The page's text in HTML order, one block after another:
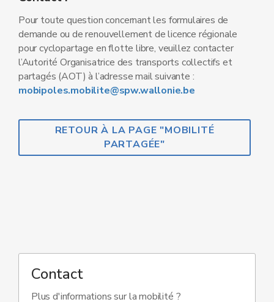
Pour toute question concernant les formulaires de
demande ou de renouvellement de licence régionale
pour cyclopartage en flotte libre, veuillez contacter
l’Autorité Organisatrice des transports collectifs et
partagés (AOT) à l’adresse mail suivante :
mobipoles.mobilite@spw.wallonie.be
RETOUR À LA PAGE "MOBILITÉ
PARTAGÉE"
Contact
Plus d'informations sur la mobilité ?